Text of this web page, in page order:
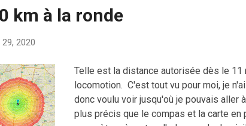
km à la ronde
29, 2020
Telle est la distance autorisée dès le
locomotion. C'est tout vu pour moi, je
donc voulu voir jusqu'où je pouvais aller
plus précis que le compas et la carte